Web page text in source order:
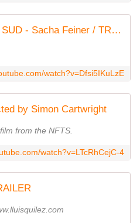
DERNIERE PORTE AU SUD - Sacha Feiner / TRAILER MECAL 2016
watch?v=Dfsi5IKuLzE
by Simon Cartwright
from the NFTS.
watch?v=LTcRhCejC-4